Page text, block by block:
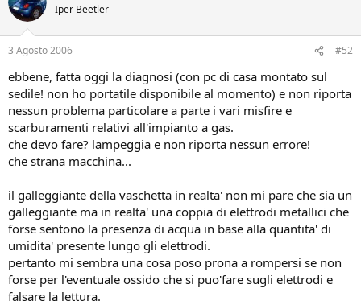
Iper Beetler
3 Agosto 2006 #52
ebbene, fatta oggi la diagnosi (con pc di casa montato sul
sedile! non ho portatile disponibile al momento) e non riporta
nessun problema particolare a parte i vari misfire e
scarburamenti relativi all'impianto a gas.
che devo fare? lampeggia e non riporta nessun errore!
che strana macchina...
il galleggiante della vaschetta in realta' non mi pare che sia un
galleggiante ma in realta' una coppia di elettrodi metallici che
forse sentono la presenza di acqua in base alla quantita' di
umidita' presente lungo gli elettrodi.
pertanto mi sembra una cosa poso prona a rompersi se non
forse per l'eventuale ossido che si puo'fare sugli elettrodi e
falsare la lettura.